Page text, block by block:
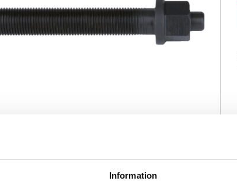
Information